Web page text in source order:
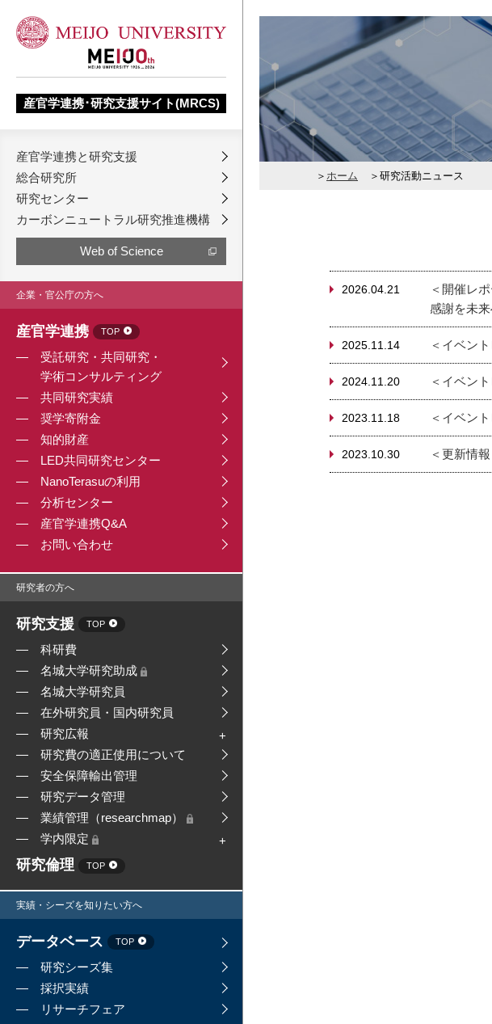
産官学連携･研究支援サイト(MRCS)
産官学連携と研究支援
総合研究所
研究センター
カーボンニュートラル研究推進機構
Web of Science
企業・官公庁の方へ
産官学連携 TOP
受託研究・共同研究・
学術コンサルティング
共同研究実績
奨学寄附金
知的財産
LED共同研究センター
NanoTerasuの利用
分析センター
産官学連携Q&A
お問い合わせ
研究者の方へ
研究支援 TOP
科研費
名城大学研究助成
名城大学研究員
在外研究員・国内研究員
研究広報
研究費の適正使用について
安全保障輸出管理
研究データ管理
業績管理（researchmap）
学内限定
研究倫理 TOP
実績・シーズを知りたい方へ
データベース TOP
研究シーズ集
採択実績
リサーチフェア
ホーム 研究活動ニュース
2026.04.21
＜開催レ
感謝を未来
2025.11.14 ＜イベン
2024.11.20 ＜イベン
2023.11.18 ＜イベン
2023.10.30 ＜更新情